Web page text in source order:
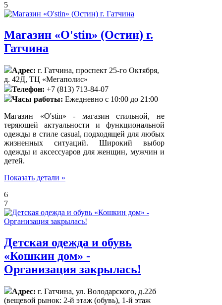
5
Магазин «O'stin» (Остин) г.
Гатчина
Адрес: г. Гатчина, проспект 25-го Октября,
д. 42Д, ТЦ «Мегаполис»
Телефон: +7 (813) 713-84-07
Часы работы: Ежедневно с 10:00 до 21:00
Магазин «O'stin» - магазин стильной, не
теряющей актуальности и функциональной
одежды в стиле casual, подходящей для любых
жизненных ситуаций. Широкий выбор
одежды и аксессуаров для женщин, мужчин и
детей.
Показать детали »
6
7
Детская одежда и обувь
«Кошкин дом» -
Организация закрылась!
Адрес: г. Гатчина, ул. Володарского, д.22б
(вещевой рынок: 2-й этаж (обувь), 1-й этаж